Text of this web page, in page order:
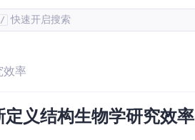
/ 快速开启搜索
效率
义结构生物学研究效率